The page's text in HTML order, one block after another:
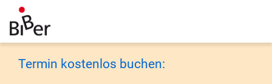
Termin kostenlos buchen: